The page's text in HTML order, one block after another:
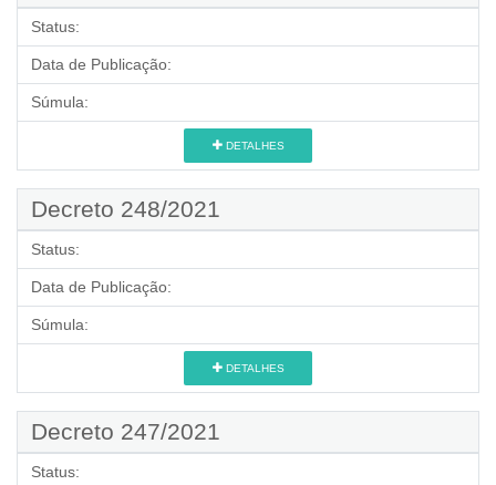
Status:
Data de Publicação:
Súmula:
DETALHES
Decreto 248/2021
Status:
Data de Publicação:
Súmula:
DETALHES
Decreto 247/2021
Status: